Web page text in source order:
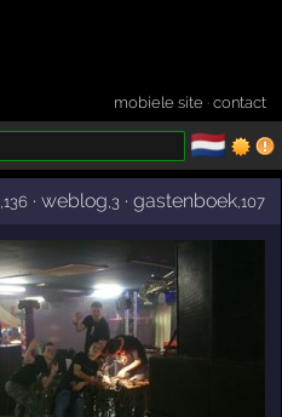
mobiele site ·contact
🇳🇱
,136 ·weblog ,3 ·gastenboek,107